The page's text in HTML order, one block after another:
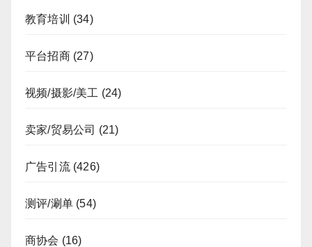
教育培训 (34)
平台招商(27)
视频/摄影/美工 (24)
卖家/贸易公司 (21)
广告引流(426)
测评/涮单 (54)
商协会 (16)